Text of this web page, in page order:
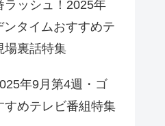
ラッシュ！2025年
タイムおすすめテ
場裏話特集
年9月第4週・ゴ
すめテレビ番組特集